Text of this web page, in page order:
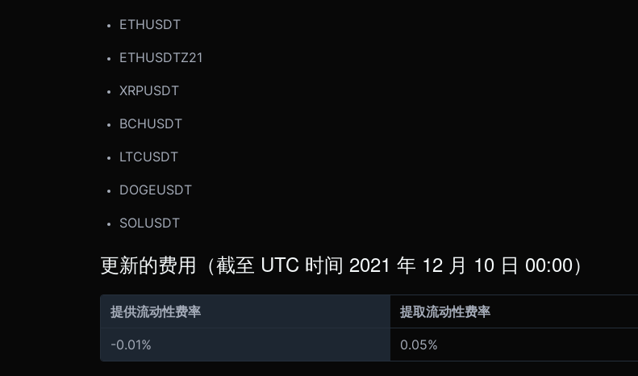
ETHUSDT
ETHUSDTZ21
XRPUSDT
BCHUSDT
LTCUSDT
DOGEUSDT
SOLUSDT
更新的费用（截至 UTC 时间 2021 年 12 月 10 日 00:00）
提供流动性费率 提取流动性费率
-0.01% 0.05%